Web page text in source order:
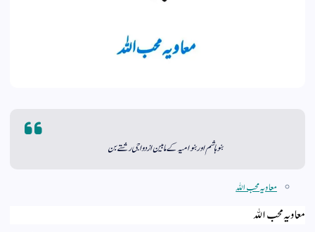
بنو ہاشم اور بنو امیہ کے مابین ازدواجی رشتے بن
معاویہ محب الله
معاویہ محب الله